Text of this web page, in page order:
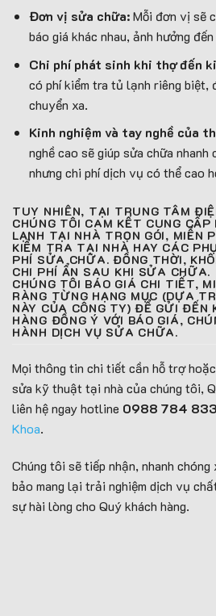
Đơn vị sửa chữa:Mỗi đơn vị sẽ
báo giá khác nhau, ảnh hưởng
Chi phí phát sinh khi thợ đến
có phí kiểm tra tủ lạnh riêng biệt,
chuyển xa.
Kinh nghiệm và tay nghề của
nghề cao sẽ giúp sửa chữa nhanh
nhưng chi phí dịch vụ có thể cao
TUY NHIÊN, TẠI TRUNG TÂM
CHÚNG TÔI CAM KẾT CUNG
LẠNH TẠI NHÀ TRỌN GÓI, MIỄN
KIỂM TRA TẠI NHÀ HAY CÁC
PHÍ SỬA CHỮA. ĐỒNG THỜI,
CHI PHÍ ẨN SAU KHI SỬA CHỮA.
CHÚNG TÔI BÁO GIÁ CHI TIẾT,
RÀNG TỪNG HẠNG MỤC (DỰA
NÀY CỦA CÔNG TY) ĐỂ GỬI ĐẾN
HÀNG ĐỒNG Ý VỚI BÁO GIÁ,
HÀNH DỊCH VỤ SỬA CHỮA.
Mọi thông tin chi tiết cần hỗ trợ
sửa kỹ thuật tại nhà của chúng tôi,
liên hệ ngay hotline 0988 784 833
Khoa.
Chúng tôi sẽ tiếp nhận, nhanh
bảo mang lại trải nghiệm dịch vụ
sự hài lòng cho Quý khách hàng.